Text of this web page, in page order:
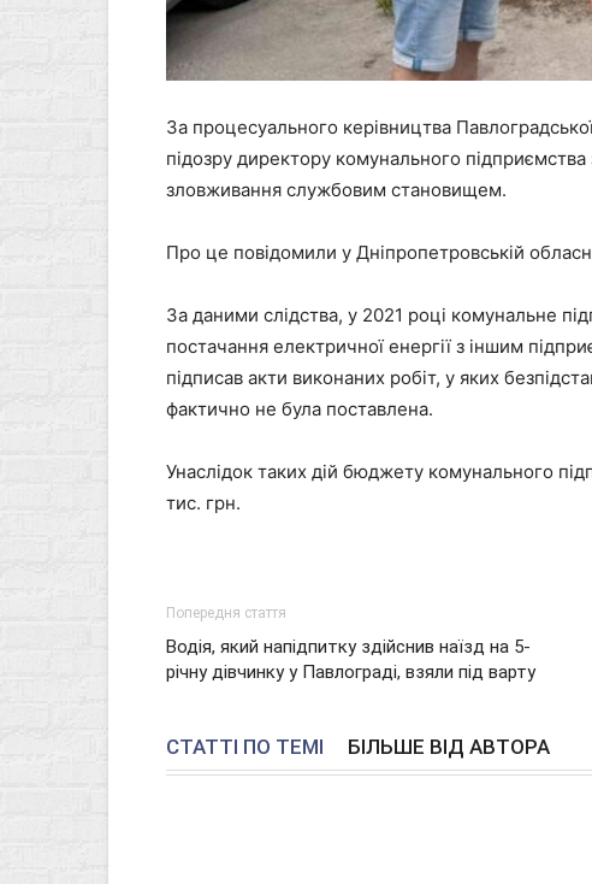
За процесуального керівництва
підозру директору комунального
зловживання службовим становищем.
Про це повідомили у Дніпропетровській
За даними слідства, у 2021 році комунальне
постачання електричної енергії з іншим
підписав акти виконаних робіт, у яких
фактично не була поставлена.
Унаслідок таких дій бюджету комунального
тис. грн.
Попередня стаття
Водія, який напідпитку здійснив наїзд на 5-
річну дівчинку у Павлограді, взяли під варту
СТАТТІ ПО ТЕМІ БІЛЬШЕ ВІД АВТОРА